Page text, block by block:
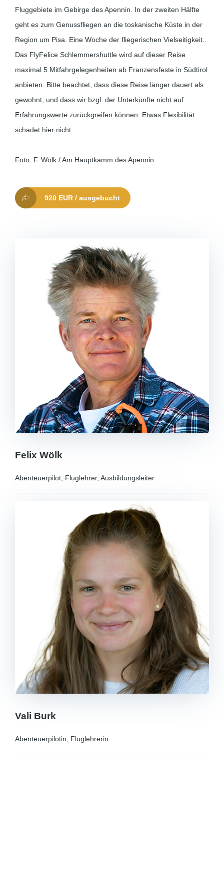
Fluggebiete im Gebirge des Apennin. In der zweiten Hälfte
geht es zum Genussfliegen an die toskanische Küste in der
Region um Pisa. Eine Woche der fliegerischen Vielseitigkeit..
Das FlyFelice Schlemmershuttle wird auf dieser Reise
maximal 5 Mitfahrgelegenheiten ab Franzensfeste in Südtirol
anbieten. Bitte beachtet, dass diese Reise länger dauert als
gewohnt, und dass wir bzgl. der Unterkünfte nicht auf
Erfahrungswerte zurückgreifen können. Etwas Flexibilität
schadet hier nicht...
Foto: F. Wölk / Am Hauptkamm des Apennin
920 EUR / ausgebucht
Felix Wölk
Abenteuerpilot, Fluglehrer, Ausbildungsleiter
Vali Burk
Abenteuerpilotin, Fluglehrerin